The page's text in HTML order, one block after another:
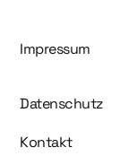
Impressum
Datenschutz
Kontakt